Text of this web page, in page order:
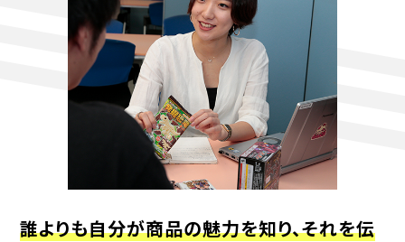
誰よりも自分が商品の魅力を知り、それを伝